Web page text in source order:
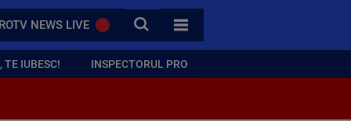
NEWS LIVE CAUTA
TOATE CATEGORIILE
TE IUBESC! INSPECTORUL PRO